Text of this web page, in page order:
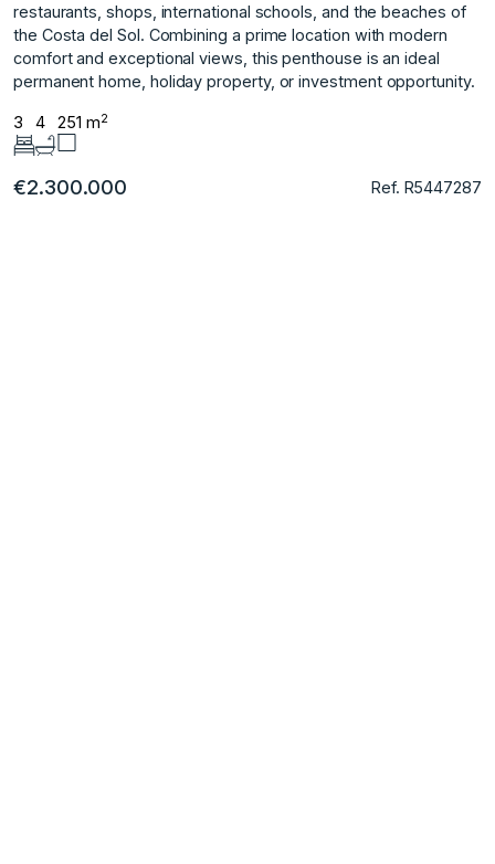
restaurants, shops, international schools, and ‌the ‌beaches ‌of
‌the ‌Costa del Sol. ‌Combining ‌a prime location ‌with ‌modern
‌comfort ‌and ‌exceptional ‌views, this ‌penthouse is ‌an ideal
permanent ‌home, ‌holiday ‌property, ‌or ‌investment ‌opportunity.
3 4 251 m2
€2.300.000 Ref. R5447287